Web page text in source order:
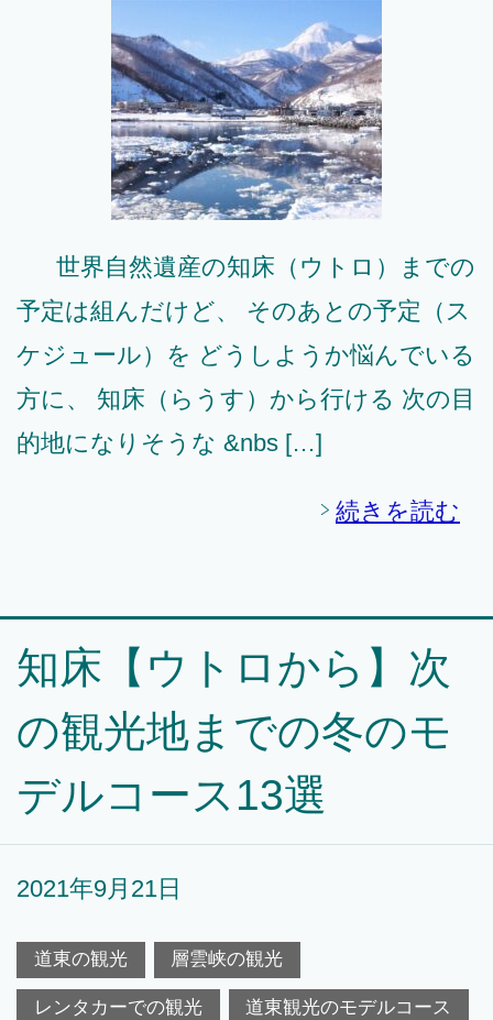
世界自然遺産の知床（ウトロ）までの
予定は組んだけど、 そのあとの予定（ス
ケジュール）を どうしようか悩んでいる
方に、 知床（らうす）から行ける 次の目
的地になりそうな &nbs […]
続きを読む
知床【ウトロから】次
の観光地までの冬のモ
デルコース13選
2021年9月21日
道東の観光 層雲峡の観光
レンタカーでの観光 道東観光のモデルコース